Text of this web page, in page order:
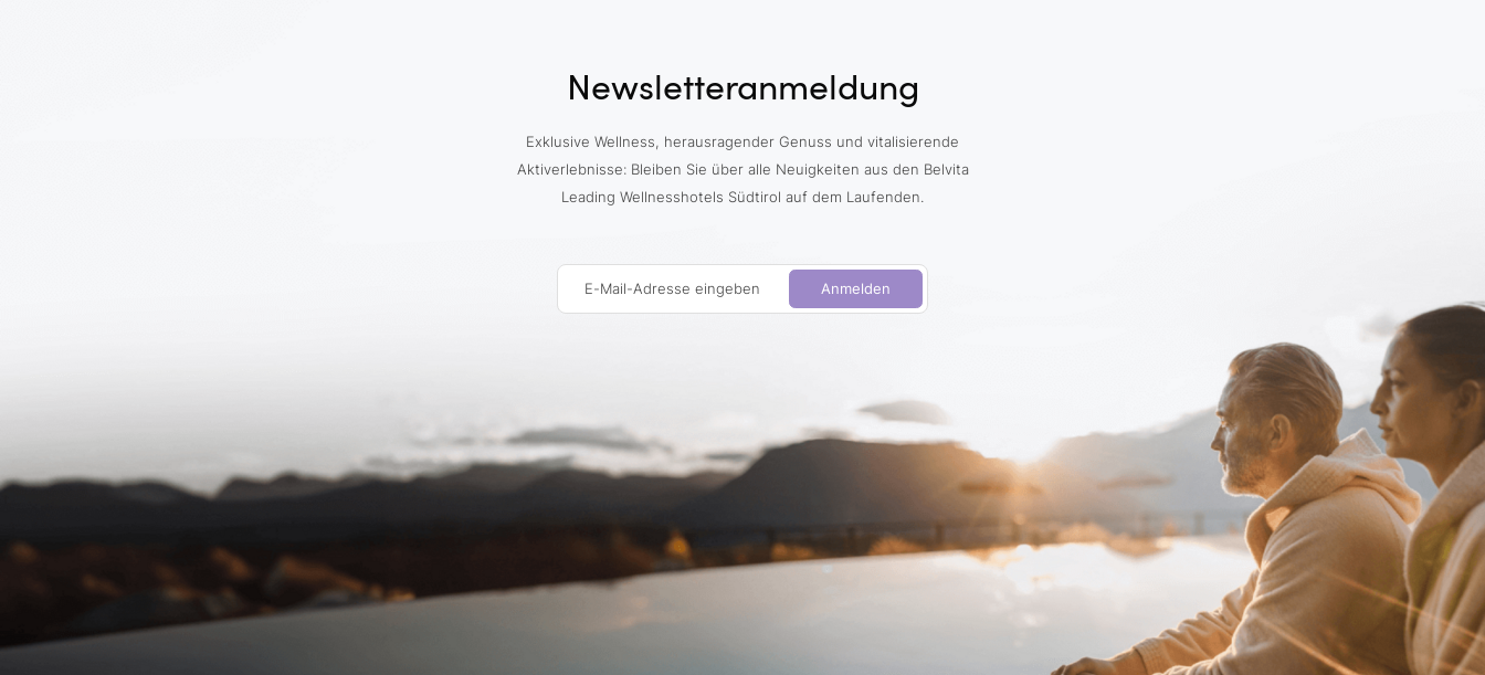
Newsletteranmeldung
Exklusive Wellness, herausragender Genuss und vitalisierende
Aktiverlebnisse: Bleiben Sie über alle Neuigkeiten aus den Belvita
Leading Wellnesshotels Südtirol auf dem Laufenden.
E-Mail-Adresse eingeben Anmelden